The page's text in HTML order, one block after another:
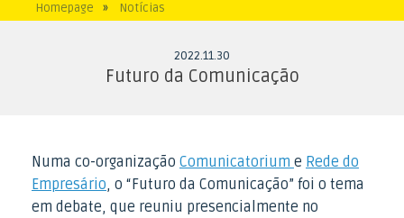
Homepage » Notícias
2022.11.30
Futuro da Comunicação
Numa co-organização Comunicatorium e Rede do
Empresário, o “Futuro da Comunicação” foi o tema
em debate, que reuniu presencialmente no